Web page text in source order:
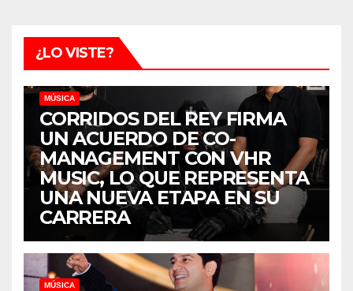
¿LO VISTE?
MÚSICA
CORRIDOS DEL REY FIRMA
UN ACUERDO DE CO-
MANAGEMENT CON VHR
MUSIC, LO QUE REPRESENTA
UNA NUEVA ETAPA EN SU
CARRERA
MÚSICA